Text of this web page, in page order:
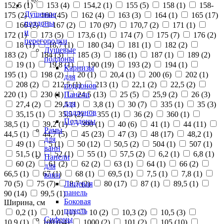
Душевые
поддоны
и
перегородки
Душевые
поддоны
Карнизы
для
поддонов
Панели
для
поддонов
Поддоны
Рамы
для
ванн
Панели
для
ванн
Лицевая
панель
Боковая
панель
Сифоны
152,5 (1) 153 (4) 154,2 (1) 155 (5) 158 (1)
158-
175 (2) 160 (45) 162 (4) 163 (3) 164 (1) 165 (17)
166 (2) 167 (2) 170 (97) 170,7 (2) 171 (1)
172 (1) 173 (5) 173,6 (1) 174 (7) 175 (7) 176 (2)
18 (1) 18,7 (1) 180 (34) 181 (1) 182 (2)
183 (2) 184 (3) 185 (3) 186 (1) 187 (1) 189 (2)
19 (1) 19,8 (1) 190 (19) 193 (2) 194 (1)
195 (1) 198 (2) 20 (1) 20,4 (1) 200 (6) 202 (1)
208 (2) 212,5 (1) 213 (1) 22,1 (2) 22,5 (2)
220 (1) 230 (1) 24,5 (13) 25 (5) 25,9 (2) 26 (3)
27,4 (2) 29,5 (1) 3,8 (1) 30 (7) 335 (1) 35 (3)
35,15 (1) 35,5 (2) 355 (1) 36 (2) 360 (1)
38,5 (1) 39,2 (1) 390 (1) 40 (6) 41 (1) 44 (11)
44,5 (1) 44,7 (5) 45 (23) 47 (3) 48 (17) 48,2 (1)
49 (1) 5 (1) 50 (12) 50,5 (2) 504 (1) 507 (1)
51,5 (1) 52 (1) 55 (1) 57,5 (2) 6,2 (1) 6,8 (1)
60 (2) 61 (2) 62 (2) 63 (1) 64 (1) 66 (2)
66,5 (1) 67 (1) 68 (1) 69,5 (1) 7,5 (1) 7,8 (1)
70 (5) 75 (7) 8,7 (2) 80 (17) 87 (1) 89,5 (1)
90 (14) 99,5 (1)
Ширина, см
0,2 (1) 1,01 (1) 10 (2) 10,3 (2) 10,5 (3)
10,9 (1) 100 (64) 1000 (2) 101 (2) 105 (10)